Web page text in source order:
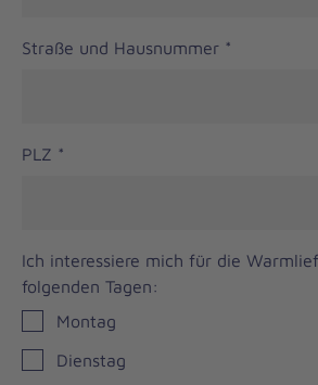
Straße und Hausnummer *
PLZ *
Ich interessiere mich für die
folgenden Tagen:
Montag
Dienstag